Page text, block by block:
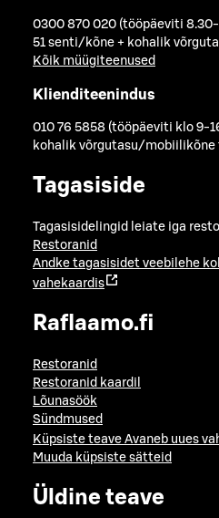
0300 870 020 (tööpäeviti 8.30-
51 senti/kõne + kohalik
Kõik müügiteenused
Klienditeenindus
010 76 5858 (tööpäeviti klo 9-
kohalik võrgutasu/mobiilikõne
Tagasiside
Tagasisidelingid leiate iga
Restoranid
Andke tagasisidet veebilehe
vahekaardis
Raflaamo.fi
Restoranid
Restoranid kaardil
Lõunasöök
Sündmused
Küpsiste teave Avaneb uues
Muuda küpsiste sätteid
Üldine teave